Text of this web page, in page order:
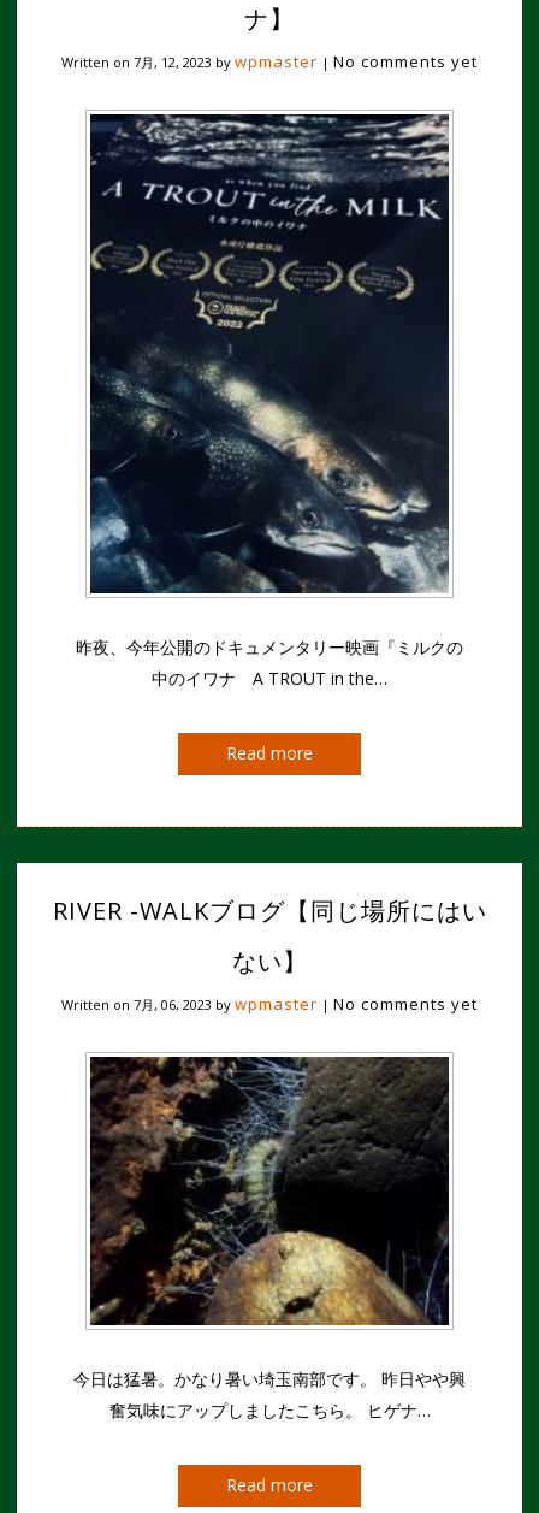
ナ】
Written on 7月, 12, 2023 by wpmaster | No comments yet
昨夜、今年公開のドキュメンタリー映画『ミルクの
中のイワナ A TROUT in the…
Read more
RIVER -WALKブログ【同じ場所にはい
ない】
Written on 7月, 06, 2023 by wpmaster | No comments yet
今日は猛暑。かなり暑い埼玉南部です。 昨日やや興
奮気味にアップしましたこちら。 ヒゲナ…
Read more